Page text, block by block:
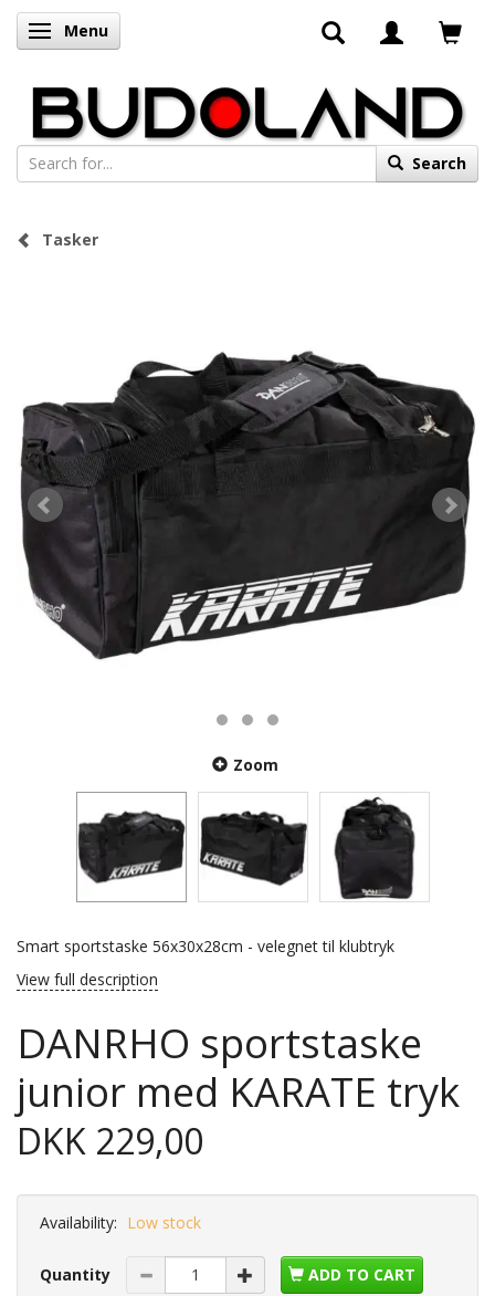
Toggle navigation
Menu
Search
Tasker
Zoom
Smart sportstaske 56x30x28cm - velegnet til klubtryk
View full description
DANRHO sportstaske
junior med KARATE tryk
DKK 229,00
Availability: Low stock
Quantity ADD TO CART